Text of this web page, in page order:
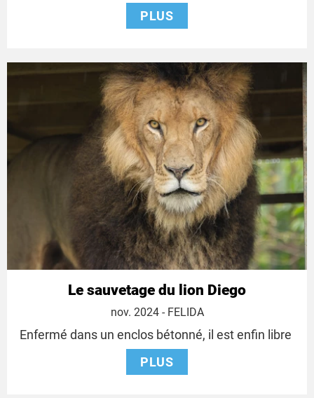
PLUS
Le sauvetage du lion Diego
5
novembre
2024
nov. 2024- FELIDA
Enfermé dans un enclos bétonné, il est enfin libre
PLUS